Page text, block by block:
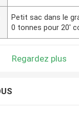
Petit sac dans le
0 tonnes pour 20'
Regardez plus